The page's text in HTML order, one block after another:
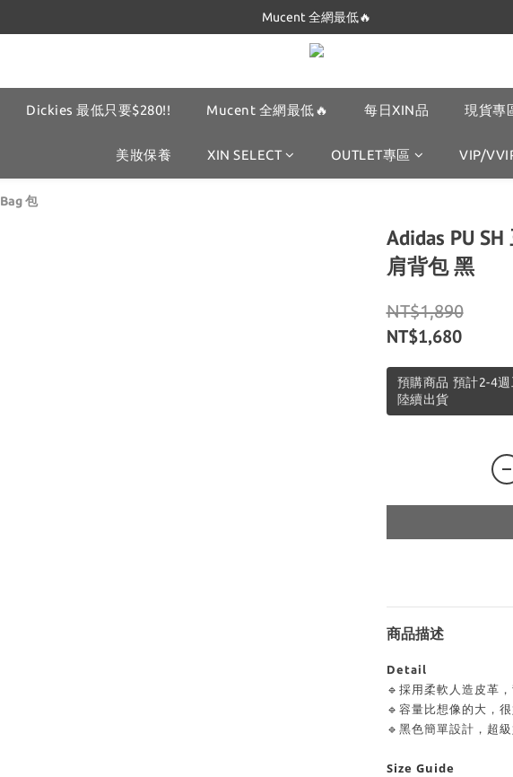
Dickies 最低$280起🔥
Mucent 全網最低🔥
Dickies 最低$280起🔥
Dickies 最低只要$280!! Mucent 全網最低🔥 每日XIN品 現貨專
美妝保養 XIN SELECT OUTLET專區 VIP/
Bag 包
Adidas PU
肩背包 黑
NT$1,890
NT$1,680
預購商品 預計2-4
陸續出貨
商品描述
Detail
🔹採用柔軟人造皮革
🔹容量比想像的大，
🔹黑色簡單設計，超
Size Guide